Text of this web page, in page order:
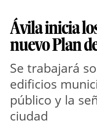
Ávila inicia
nuevo Plan
Se trabajará
edificios
público y la
ciudad